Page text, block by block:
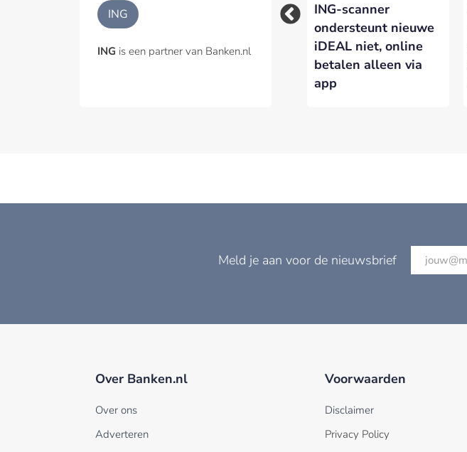
ING
ING is een partner van Banken.nl
Belfius, Rabobank en
van Nederland, vier
ING-scanner
ondersteunt nieuwe
iDEAL niet, online
betalen alleen via
app
Meld je aan voor de nieuwsbrief
Over Banken.nl
Over ons
Adverteren
Voorwaarden
Disclaimer
Privacy Policy